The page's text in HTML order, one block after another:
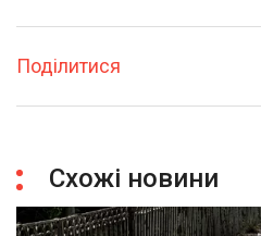
Поділитися
Схожі новини